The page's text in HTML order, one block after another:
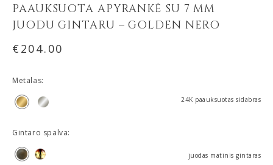
PAAUKSUOTA APYRANKĖ SU 7 MM
JUODU GINTARU – GOLDEN NERO
€ 204.00
Metalas:
24K paauksuotas sidabras
Gintaro spalva:
juodas matinis gintaras